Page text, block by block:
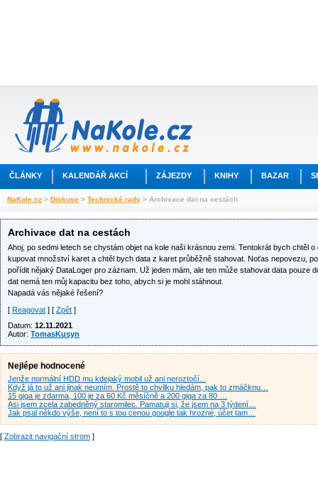
ČLÁNKY KALENDÁŘ AKCÍ ZÁJEZDY KNIHY BAZAR
NaKole.cz > Diskuse > Technické rady > Archivace dat na cestách
Archivace dat na cestách
Ahoj, po sedmi letech se chystám objet na kole naši krásnou zemi. Tentokrát bych chtěl
kupovat množství karet a chtěl bych data z karet průběžně stahovat. Noťas nepovezu,
pořídit nějaký DataLoger pro záznam. Už jeden mám, ale ten může stahovat data pouze
dat nemá ten můj kapacitu bez toho, abych si je mohl stáhnout.
Napadá vás nějaké řešení?
[ Reagovat ] [ Zpět ]
Datum: 12.11.2021
Autor: TomasKusyn
Nejlépe hodnocené
Jenže normální HDD mu kdejaký mobil už ani neroztočí...
Když já to už ani jinak neumím. Prostě to chvilku hledám, pak to zmáčknu…
15 giga je zdarma, 100 je za 60 Kč měsíčně a 200 giga za 80 …
Asi jsem zcela zabedněný staromilec. Pamatuji si, že jsem na 3 týdení…
Jak psal někdo výše, není to s tou cenou google tak hrozné, účet tam…
[ Zobrazit navigační strom ]